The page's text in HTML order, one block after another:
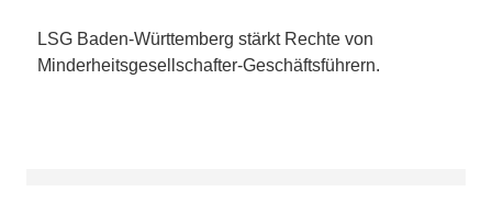
LSG Baden-Württemberg stärkt Rechte von
Minderheitsgesellschafter-Geschäftsführern.